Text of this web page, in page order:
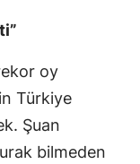
oy
Türkiye
Şuan
bilmeden